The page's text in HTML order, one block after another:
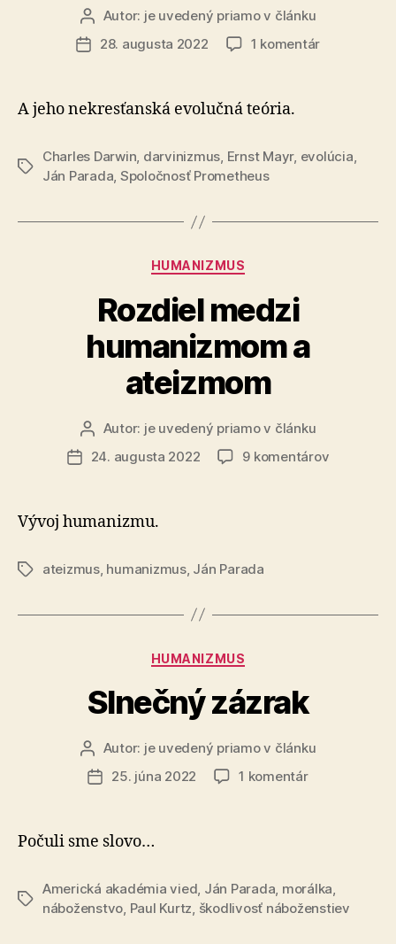
Autor
článku
Autor: je uvedený priamo v článku
Dátum
28. augusta 2022 1 komentárna
A jeho nekresťanská evolučná teória.
Značky
Charles Darwin, darvinizmus, Ernst Mayr, evolúcia,
Ján Parada, Spoločnosť Prometheus
Kategórie
HUMANIZMUS
Rozdiel medzi
humanizmom a
ateizmom
Autor
článku
Autor: je uvedený priamo v článku
Dátum24. augusta 2022 9 komentárovna
Vývoj humanizmu.
Značkyateizmus, humanizmus, Ján Parada
Kategórie
HUMANIZMUS
Slnečný zázrak
Autor
článku
Autor: je uvedený priamo v článku
Dátum
25. júna 2022 1 komentárna
Počuli sme slovo…
Značky
Americká akadémia vied, Ján Parada, morálka,
náboženstvo, Paul Kurtz, škodlivosť náboženstiev